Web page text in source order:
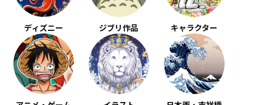
ディズニー ジブリ作品 キャラクター